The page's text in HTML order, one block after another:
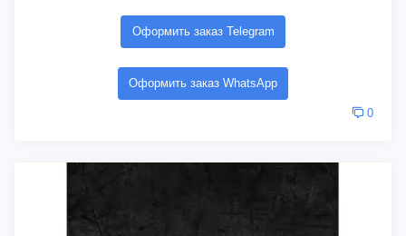
Оформить заказ Telegram
Оформить заказ WhatsApp
0